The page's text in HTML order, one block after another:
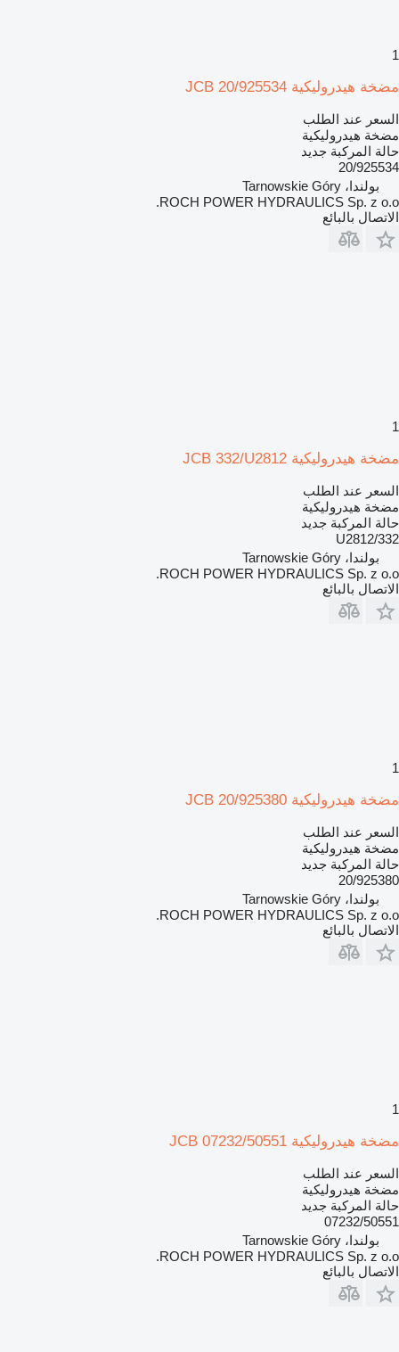
1
مضخة هيدروليكية JCB 20/925534
السعر عند الطلب
مضخة هيدروليكية
حالة المركبة جديد
20/925534
بولندا، Tarnowskie Góry
ROCH POWER HYDRAULICS Sp. z o.o.
الاتصال بالبائع
1
مضخة هيدروليكية JCB 332/U2812
السعر عند الطلب
مضخة هيدروليكية
حالة المركبة جديد
332/U2812
بولندا، Tarnowskie Góry
ROCH POWER HYDRAULICS Sp. z o.o.
الاتصال بالبائع
1
مضخة هيدروليكية JCB 20/925380
السعر عند الطلب
مضخة هيدروليكية
حالة المركبة جديد
20/925380
بولندا، Tarnowskie Góry
ROCH POWER HYDRAULICS Sp. z o.o.
الاتصال بالبائع
1
مضخة هيدروليكية JCB 07232/50551
السعر عند الطلب
مضخة هيدروليكية
حالة المركبة جديد
07232/50551
بولندا، Tarnowskie Góry
ROCH POWER HYDRAULICS Sp. z o.o.
الاتصال بالبائع